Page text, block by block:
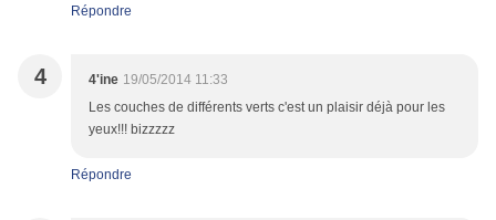
Répondre
4 4'ine 19/05/2014 11:33
Les couches de différents verts c'est un plaisir déjà pour les
yeux!!! bizzzzz
Répondre